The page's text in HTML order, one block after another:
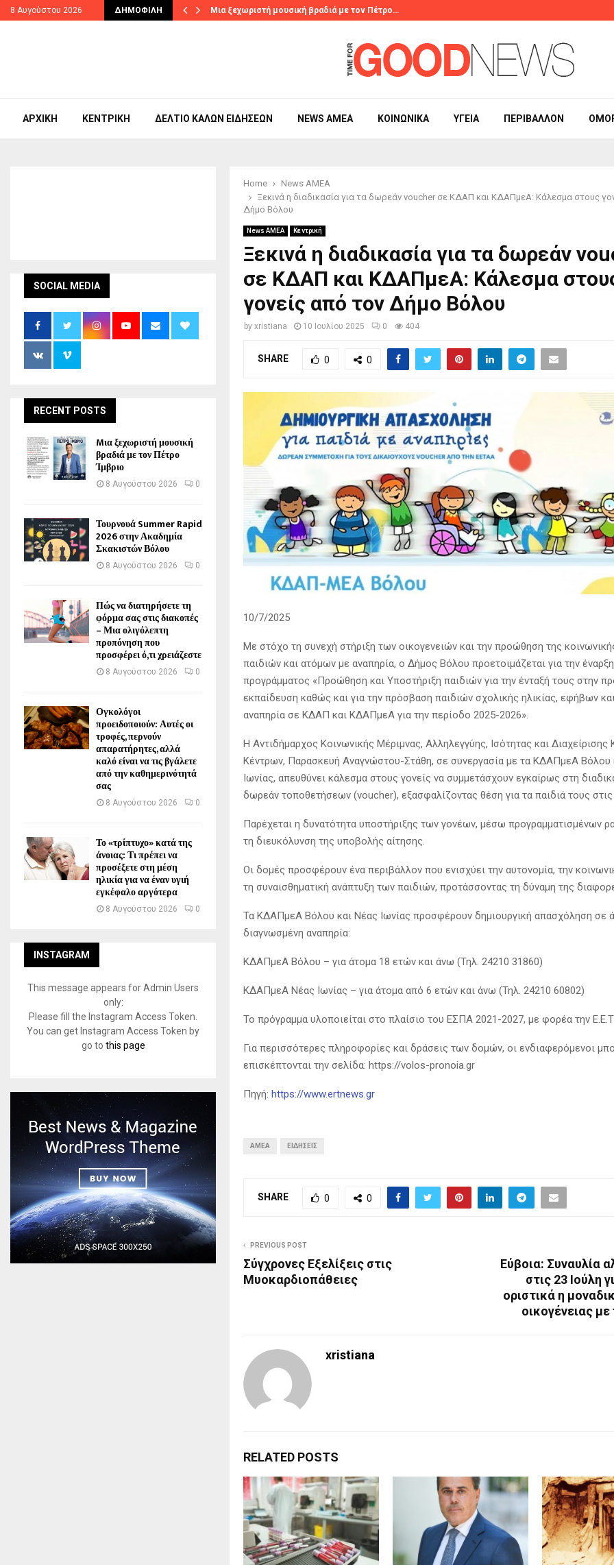
8 Αυγούστου 2026 ΔΗΜΟΦΙΛΉ Mια ξεχωριστή μουσική βραδιά με τον Πέτρο…
ΑΡΧΙΚΉ ΚΕΝΤΡΙΚΉ ΔΕΛΤΊΟ ΚΑΛΏΝ ΕΙΔΉΣΕΩΝ NEWS ΑΜΕΑ ΚΟΙΝΩΝΙΚΆ ΥΓΕΊΑ ΠΕΡΙΒΆΛΛΟΝ
Home
News ΑΜΕΑ
Ξεκινά η διαδικασία για τα δωρεάν voucher σε ΚΔΑΠ και ΚΔΑΠμεΑ: Κάλεσμα στους
Δήμο Βόλου
News ΑΜΕΑ Κεντρική
Ξεκινά η διαδικασία για τα δωρεάν
σε ΚΔΑΠ και ΚΔΑΠμεΑ: Κάλεσμα
γονείς από τον Δήμο Βόλου
by xristiana 10 Ιουλίου 2025 0 404
SHARE 0 0
10/7/2025
Με στόχο τη συνεχή στήριξη των οικογενειών και την προώθηση της
παιδιών και ατόμων με αναπηρία, ο Δήμος Βόλου προετοιμάζεται για την
προγράμματος «Προώθηση και Υποστήριξη παιδιών για την ένταξή τους στην
εκπαίδευση καθώς και για την πρόσβαση παιδιών σχολικής ηλικίας, εφήβων
αναπηρία σε ΚΔΑΠ και ΚΔΑΠμεΑ για την περίοδο 2025-2026».
Η Αντιδήμαρχος Κοινωνικής Μέριμνας, Αλληλεγγύης, Ισότητας και Διαχείρισης
Κέντρων, Παρασκευή Αναγνώστου-Στάθη, σε συνεργασία με τα ΚΔΑΠμεΑ Βόλου
Ιωνίας, απευθύνει κάλεσμα στους γονείς να συμμετάσχουν εγκαίρως στη
δωρεάν τοποθετήσεων (voucher), εξασφαλίζοντας θέση για τα παιδιά τους
Παρέχεται η δυνατότητα υποστήριξης των γονέων, μέσω προγραμματισμένων
τη διευκόλυνση της υποβολής αίτησης.
Οι δομές προσφέρουν ένα περιβάλλον που ενισχύει την αυτονομία, την
τη συναισθηματική ανάπτυξη των παιδιών, προτάσσοντας τη δύναμη της
Τα ΚΔΑΠμεΑ Βόλου και Νέας Ιωνίας προσφέρουν δημιουργική απασχόληση σε
διαγνωσμένη αναπηρία:
ΚΔΑΠμεΑ Βόλου – για άτομα 18 ετών και άνω (Τηλ. 24210 31860)
ΚΔΑΠμεΑ Νέας Ιωνίας – για άτομα από 6 ετών και άνω (Τηλ. 24210 60802)
Το πρόγραμμα υλοποιείται στο πλαίσιο του ΕΣΠΑ 2021-2027, με φορέα την
Για περισσότερες πληροφορίες και δράσεις των δομών, οι ενδιαφερόμενοι
επισκέπτονται την σελίδα: https://volos-pronoia.gr
Πηγή: https://www.ertnews.gr
ΑΜΕΑ ΕΙΔΉΣΕΙΣ
SHARE 0 0
PREVIOUS POST
Σύγχρονες Εξελίξεις στις
Μυοκαρδιοπάθειες
Εύβοια: Συναυλία
στις 23 Ιούλη
οριστικά η
οικογένειας
xristiana
RELATED POSTS
SOCIAL MEDIA
RECENT POSTS
Mια ξεχωριστή μουσική
βραδιά με τον Πέτρο
Ίμβριο
8 Αυγούστου 2026 0
Τουρνουά Summer Rapid
2026 στην Ακαδημία
Σκακιστών Βόλου
8 Αυγούστου 2026 0
Πώς να διατηρήσετε τη
φόρμα σας στις διακοπές
– Μια ολιγόλεπτη
προπόνηση που
προσφέρει ό,τι χρειάζεστε
8 Αυγούστου 2026 0
Ογκολόγοι
προειδοποιούν: Αυτές οι
τροφές, περνούν
απαρατήρητες, αλλά
καλό είναι να τις βγάλετε
από την καθημερινότητά
σας
8 Αυγούστου 2026 0
Το «τρίπτυχο» κατά της
άνοιας: Τι πρέπει να
προσέξετε στη μέση
ηλικία για να έναν υγιή
εγκέφαλο αργότερα
8 Αυγούστου 2026 0
INSTAGRAM
This message appears for Admin Users
only:
Please fill the Instagram Access Token.
You can get Instagram Access Token by
go to this page